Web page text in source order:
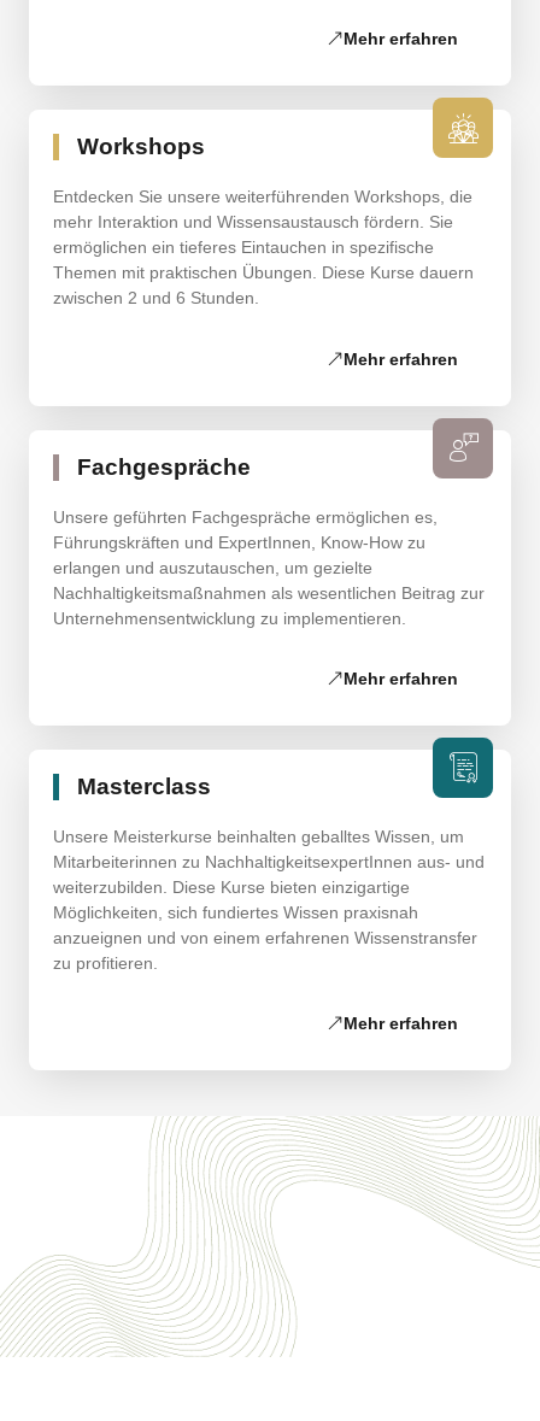
Mehr erfahren
Workshops
Entdecken Sie unsere weiterführenden Workshops, die
mehr Interaktion und Wissensaustausch fördern. Sie
ermöglichen ein tieferes Eintauchen in spezifische
Themen mit praktischen Übungen. Diese Kurse dauern
zwischen 2 und 6 Stunden.
Mehr erfahren
Fachgespräche
Unsere geführten Fachgespräche ermöglichen es,
Führungskräften und ExpertInnen, Know-How zu
erlangen und auszutauschen, um gezielte
Nachhaltigkeitsmaßnahmen als wesentlichen Beitrag zur
Unternehmensentwicklung zu implementieren.
Mehr erfahren
Masterclass
Unsere Meisterkurse beinhalten geballtes Wissen, um
Mitarbeiterinnen zu NachhaltigkeitsexpertInnen aus- und
weiterzubilden. Diese Kurse bieten einzigartige
Möglichkeiten, sich fundiertes Wissen praxisnah
anzueignen und von einem erfahrenen Wissenstransfer
zu profitieren.
Mehr erfahren